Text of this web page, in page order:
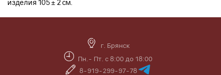
изделия 105 ± 2 см.
г. Брянск
Пн.- Пт. с 8:00 до 18:00
8-919-299-97-78